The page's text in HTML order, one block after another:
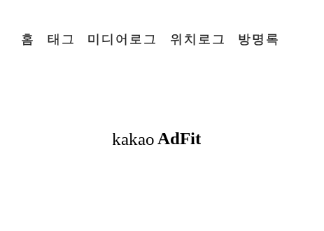
홈 태그 미디어로그 위치로그 방명록